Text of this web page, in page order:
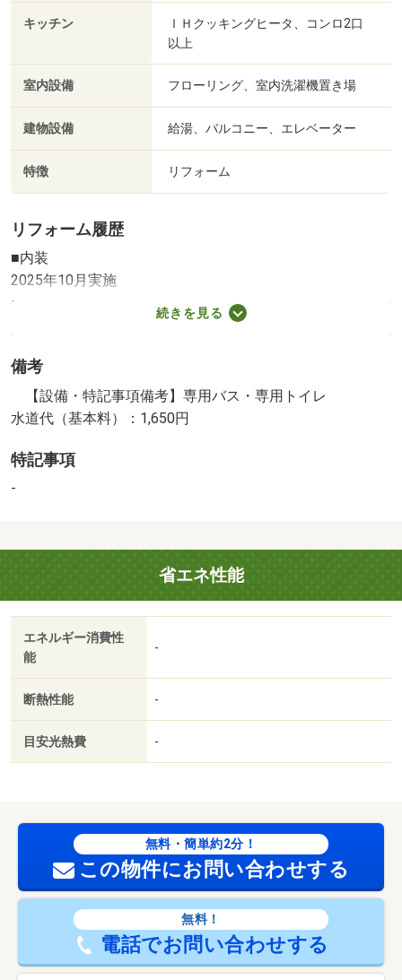
キッチン
ＩＨクッキングヒータ、コンロ2口
以上
室内設備 フローリング、室内洗濯機置き場
建物設備 給湯、バルコニー、エレベーター
特徴 リフォーム
リフォーム履歴
■内装
2025年10月実施
壁・天井（クロス・塗装等）／全室クロス張替え／床（フ
ます
続きを見る
備考
【設備・特記事項備考】専用バス・専用トイレ
水道代（基本料）：1,650円
特記事項
-
省エネ性能
エネルギー消費性
能
-
断熱性能 -
目安光熱費 -
無料・簡単約2分！
この物件にお問い合わせする
無料！
電話でお問い合わせする